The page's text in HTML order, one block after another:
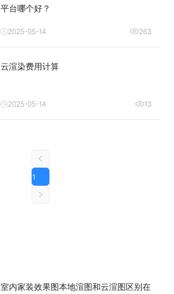
平台哪个好？
2025-05-14 263
云渲染费用计算
2025-05-14 13
1
室内家装效果图本地渲图和云渲图区别在